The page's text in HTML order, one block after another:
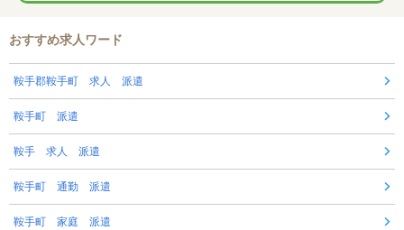
おすすめ求人ワード
鞍手郡鞍手町 求人 派遣
鞍手町 派遣
鞍手 求人 派遣
鞍手町 通勤 派遣
鞍手町 家庭 派遣